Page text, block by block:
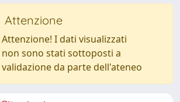
Attenzione
Attenzione! I dati visualizzati
non sono stati sottoposti a
validazione da parte dell'ateneo